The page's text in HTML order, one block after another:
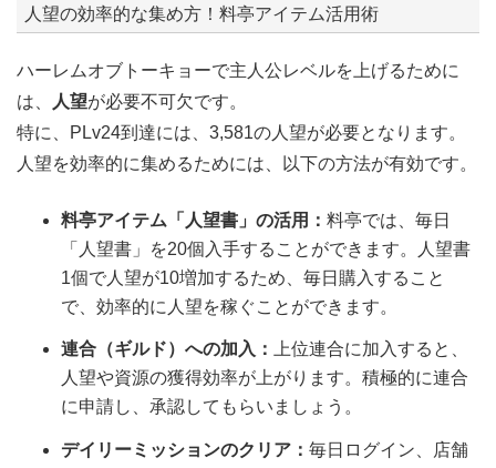
人望の効率的な集め方！料亭アイテム活用術
ハーレムオブトーキョーで主人公レベルを上げるために
は、
人望が必要不可欠です。
特に、PLv24到達には、3,581の人望が必要となります。
人望を効率的に集めるためには、以下の方法が有効です。
料亭アイテム「人望書」の活用： 料亭では、毎日
「人望書」を20個入手することができます。人望書
1個で人望が10増加するため、毎日購入すること
で、効率的に人望を稼ぐことができます。
連合（ギルド）への加入： 上位連合に加入すると、
人望や資源の獲得効率が上がります。積極的に連合
に申請し、承認してもらいましょう。
デイリーミッションのクリア： 毎日ログイン、店舗